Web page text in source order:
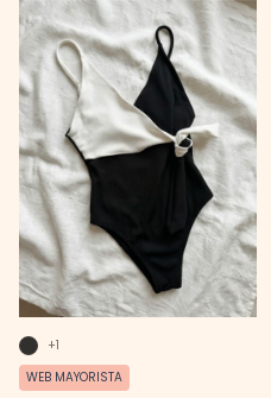
WEB MAYORISTA
+1